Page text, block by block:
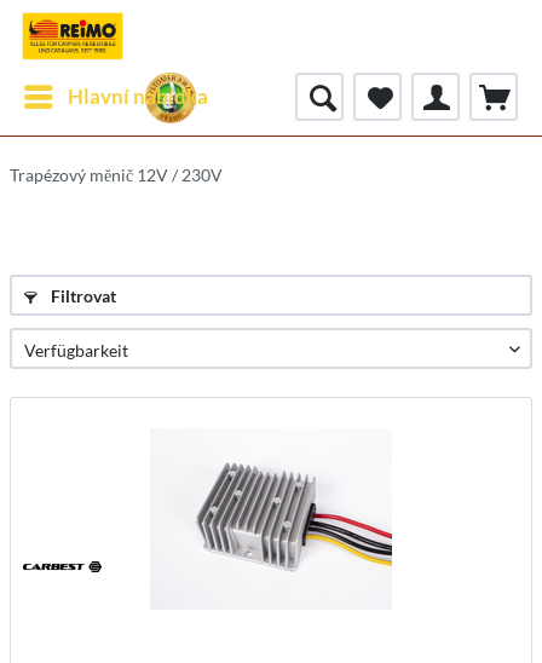
Hlavní nabídka
Trapézový měnič 12V / 230V
Filtrovat